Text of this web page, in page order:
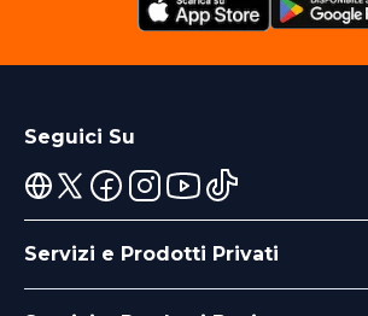
Seguici Su
Servizi e Prodotti Privati